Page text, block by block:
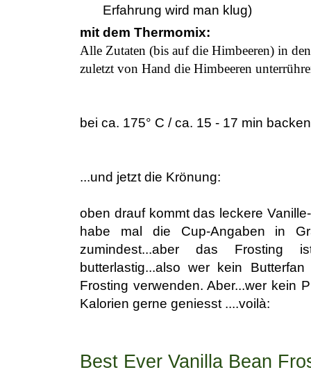
Erfahrung wird man klug)
mit dem Thermomix:
Alle Zutaten (bis auf die Himbeeren) in
zuletzt von Hand die Himbeeren
bei ca. 175° C / ca. 15 - 17 min backen
...und jetzt die Krönung:
oben drauf kommt das leckere
habe mal die Cup-Angaben in
zumindest...aber das Frosting
butterlastig...also wer kein
Frosting verwenden. Aber...wer kein
Kalorien gerne geniesst ....voilà:
Best Ever Vanilla Bean